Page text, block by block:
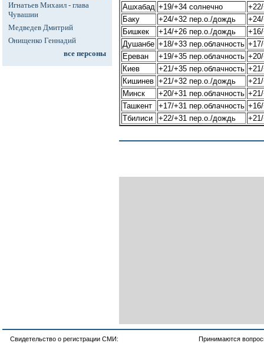
Игнатьев Михаил - глава
Чувашии
Медведев Дмитрий
Онищенко Геннадий
все персоны
Ашхабад +19/+34 солнечно
Баку
+24/+32 пер.о./дождь
Бишкек
+14/+26 пер.о./дождь
Душанбе +18/+33 пер.облачность
Ереван
+19/+35 пер.облачность
Киев
+21/+35 пер.облачность
Кишинев +21/+32 пер.о./дождь
Минск
+20/+31 пер.облачность
Ташкент
+17/+31 пер.облачность
Тбилиси
+22/+31 пер.о./дождь
Свидетельство о регистрации СМИ:
Принимаются